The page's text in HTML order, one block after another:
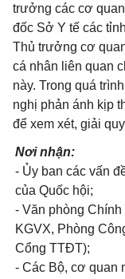
trưởng các cơ
đốc Sở Y tế các
Thủ trưởng cơ
cá nhân liên quan
này. Trong quá
nghị phản ánh kịp
để xem xét, giải
Nơi nhận:
- Ủy ban các vấn
của Quốc hội;
- Văn phòng Chính
KGVX, Phòng
Cổng TTĐT);
- Các Bộ, cơ quan